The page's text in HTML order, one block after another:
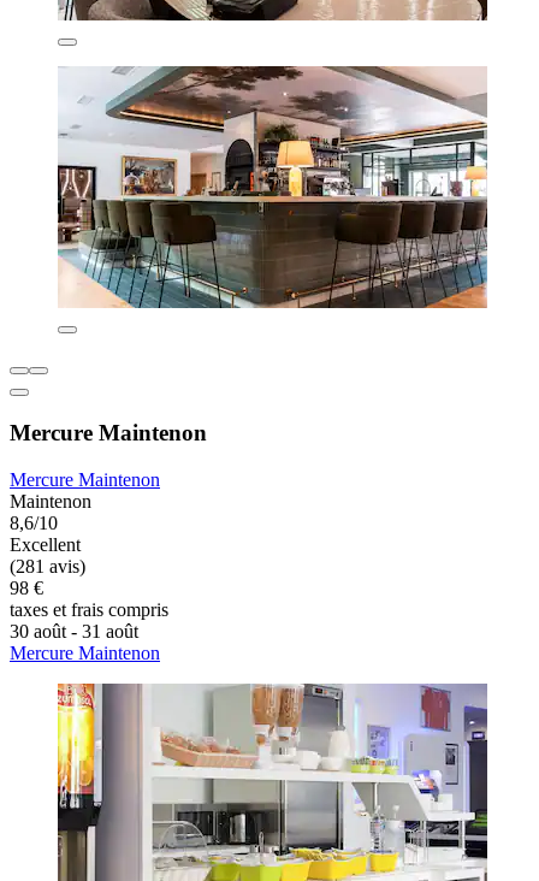
Mercure Maintenon
Mercure Maintenon
Maintenon
8,6/10
Excellent
(281 avis)
98 €
taxes et frais compris
30 août - 31 août
Mercure Maintenon